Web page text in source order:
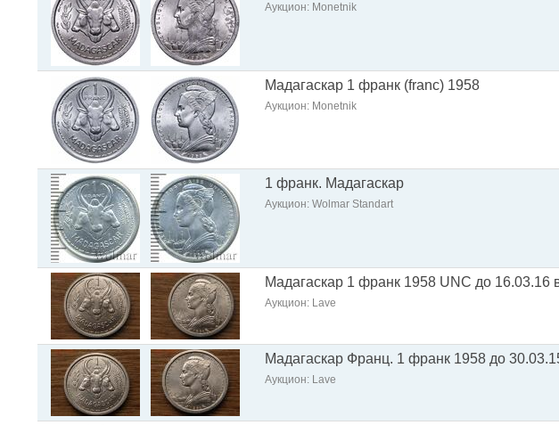
Аукцион: Monetnik
Мадагаскар 1 франк (franc) 1958
Аукцион: Monetnik
1 франк. Мадагаскар
Аукцион: Wolmar Standart
Мадагаскар 1 франк 1958 UNC до 16.03.16
Аукцион: Lave
Мадагаскар Франц. 1 франк 1958 до
Аукцион: Lave